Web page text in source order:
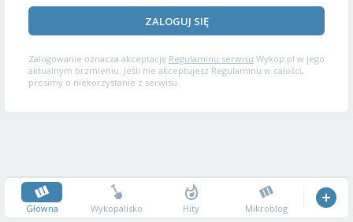
ZALOGUJ SIĘ
Zalogowanie oznacza akceptację Regulaminu serwisu Wykop.pl w jego
aktualnym brzmieniu. Jeśli nie akceptujesz Regulaminu w całości,
prosimy o niekorzystanie z serwisu.
Główna Wykopalisko Hity Mikroblog